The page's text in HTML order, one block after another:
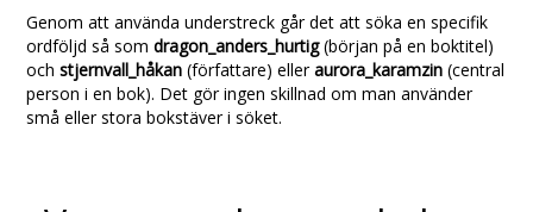
Genom att använda understreck går det att söka en specifik
ordföljd så somdragon_anders_hurtig(början på en boktitel)
ochstjernvall_håkan (författare) elleraurora_karamzin (central
person i en bok). Det gör ingen skillnad om man använder
små eller stora bokstäver i söket.